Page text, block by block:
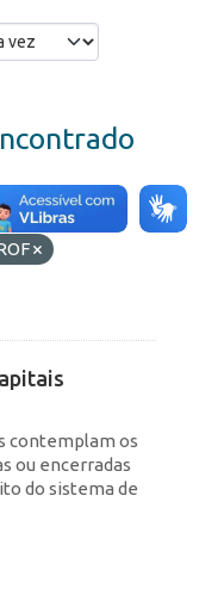
contemplam os
ou encerradas
do sistema de